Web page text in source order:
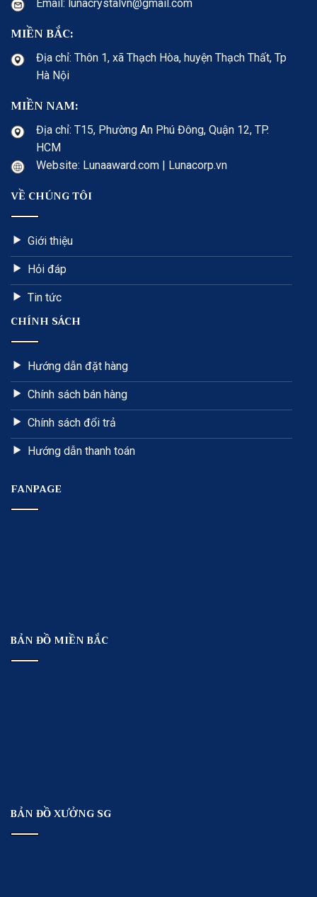
Email: lunacrystalvn@gmail.com
MIỀN BẮC:
Địa chỉ: Thôn 1, xã Thạch Hòa, huyện Thạch Thất, Tp
Hà Nội
MIỀN NAM:
Địa chỉ: T15, Phường An Phú Đông, Quận 12, TP.
HCM
Website: Lunaaward.com | Lunacorp.vn
VỀ CHÚNG TÔI
Giới thiệu
Hỏi đáp
Tin tức
CHÍNH SÁCH
Hướng dẫn đặt hàng
Chính sách bán hàng
Chính sách đổi trả
Hướng dẫn thanh toán
FANPAGE
BẢN ĐỒ MIỀN BẮC
BẢN ĐỒ XƯỞNG SG